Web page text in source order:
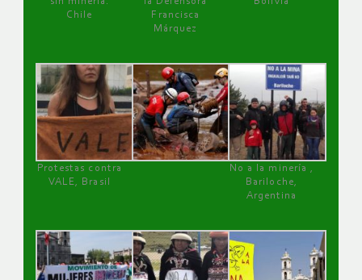
Chile
Francisca
Márquez
Protestas contra
VALE, Brasil
No a la minería ,
Bariloche,
Argentina